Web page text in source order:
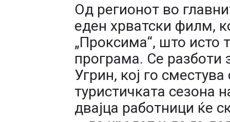
Од регионот во
еден хрватски филм,
„Проксима“, што исто
програма. Се разботи
Угрин, кој го
туристичката сезона
двајца работници ќе